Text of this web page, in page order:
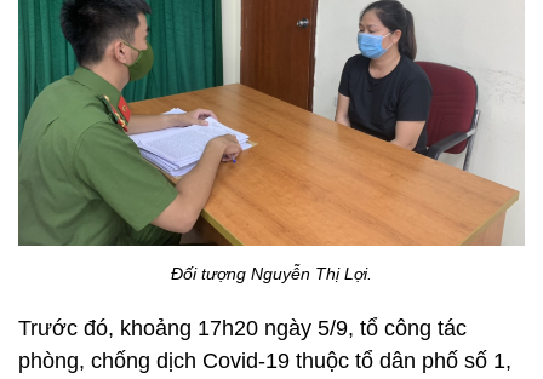
Đối tượng Nguyễn Thị Lợi.
Trước đó, khoảng 17h20 ngày 5/9, tổ công tác
phòng, chống dịch Covid-19 thuộc tổ dân phố số 1,